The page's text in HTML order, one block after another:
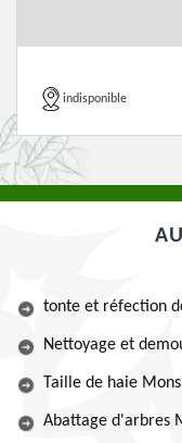
indisponible
tonte et réfection
Nettoyage et
Taille de haie Mons
Abattage d'arbres